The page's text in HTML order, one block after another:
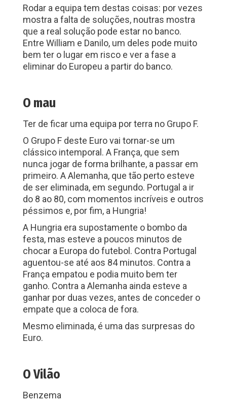
Rodar a equipa tem destas coisas: por vezes
mostra a falta de soluções, noutras mostra
que a real solução pode estar no banco.
Entre William e Danilo, um deles pode muito
bem ter o lugar em risco e ver a fase a
eliminar do Europeu a partir do banco.
O mau
Ter de ficar uma equipa por terra no Grupo F.
O Grupo F deste Euro vai tornar-se um
clássico intemporal. A França, que sem
nunca jogar de forma brilhante, a passar em
primeiro. A Alemanha, que tão perto esteve
de ser eliminada, em segundo. Portugal a ir
do 8 ao 80, com momentos incríveis e outros
péssimos e, por fim, a Hungria!
A Hungria era supostamente o bombo da
festa, mas esteve a poucos minutos de
chocar a Europa do futebol. Contra Portugal
aguentou-se até aos 84 minutos. Contra a
França empatou e podia muito bem ter
ganho. Contra a Alemanha ainda esteve a
ganhar por duas vezes, antes de conceder o
empate que a coloca de fora.
Mesmo eliminada, é uma das surpresas do
Euro.
O Vilão
Benzema